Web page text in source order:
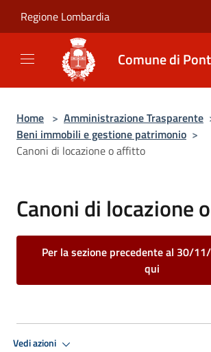
Regione Lombardia
Comune di
Home > Amministrazione Trasparente
Beni immobili e gestione patrimonio >
Canoni di locazione o affitto
Canoni di locazione
Per la sezione precedente al 30/
qui
Vedi azioni